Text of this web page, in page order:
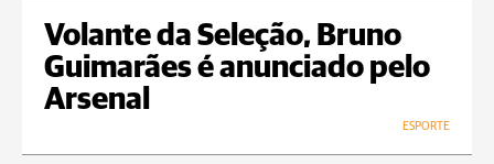
Volante da Seleção, Bruno
Guimarães é anunciado pelo
Arsenal
ESPORTE